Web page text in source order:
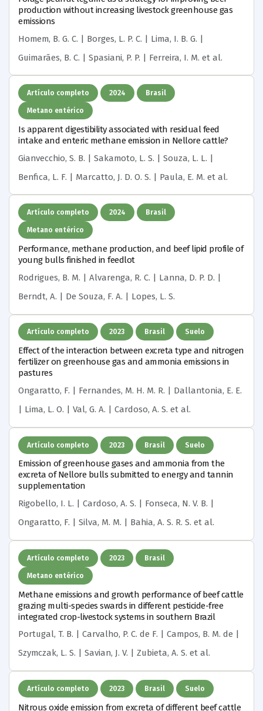
production without increasing livestock greenhouse gas
emissions
Homem, B. G. C. | Borges, L. P. C. | Lima, I. B. G. |
Guimarães, B. C. | Spasiani, P. P. | Ferreira, I. M. et al.
Artículo completo 2024 Brasil
Metano entérico
Is apparent digestibility associated with residual feed
intake and enteric methane emission in Nellore cattle?
Gianvecchio, S. B. | Sakamoto, L. S. | Souza, L. L. |
Benfica, L. F. | Marcatto, J. D. O. S. | Paula, E. M. et al.
Artículo completo 2024 Brasil
Metano entérico
Performance, methane production, and beef lipid profile of
young bulls finished in feedlot
Rodrigues, B. M. | Alvarenga, R. C. | Lanna, D. P. D. |
Berndt, A. | De Souza, F. A. | Lopes, L. S.
Artículo completo 2023 Brasil Suelo
Effect of the interaction between excreta type and nitrogen
fertilizer on greenhouse gas and ammonia emissions in
pastures
Ongaratto, F. | Fernandes, M. H. M. R. | Dallantonia, E. E.
| Lima, L. O. | Val, G. A. | Cardoso, A. S. et al.
Artículo completo 2023 Brasil Suelo
Emission of greenhouse gases and ammonia from the
excreta of Nellore bulls submitted to energy and tannin
supplementation
Rigobello, I. L. | Cardoso, A. S. | Fonseca, N. V. B. |
Ongaratto, F. | Silva, M. M. | Bahia, A. S. R. S. et al.
Artículo completo 2023 Brasil
Metano entérico
Methane emissions and growth performance of beef cattle
grazing multi-species swards in different pesticide-free
integrated crop-livestock systems in southern Brazil
Portugal, T. B. | Carvalho, P. C. de F. | Campos, B. M. de |
Szymczak, L. S. | Savian, J. V. | Zubieta, A. S. et al.
Artículo completo 2023 Brasil Suelo
Nitrous oxide emission from excreta of different beef cattle